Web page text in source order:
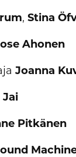
, Stina
Ahonen
Joanna
Jai
Pitkänen